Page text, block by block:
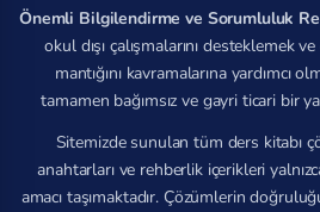
Önemli Bilgilendirme ve Sorumluluk
okul dışı çalışmalarını desteklemek
mantığını kavramalarına yardımcı
tamamen bağımsız ve gayri ticari bir
Sitemizde sunulan tüm ders kitabı
anahtarları ve rehberlik içerikleri
amacı taşımaktadır. Çözümlerin